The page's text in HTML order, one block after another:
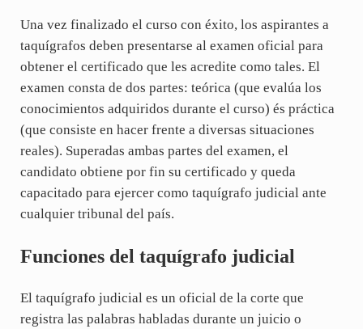
Una vez finalizado el curso con éxito, los aspirantes a
taquígrafos deben presentarse al examen oficial para
obtener el certificado que les acredite como tales. El
examen consta de dos partes: teórica (que evalúa los
conocimientos adquiridos durante el curso) és práctica
(que consiste en hacer frente a diversas situaciones
reales). Superadas ambas partes del examen, el
candidato obtiene por fin su certificado y queda
capacitado para ejercer como taquígrafo judicial ante
cualquier tribunal del país.
Funciones del taquígrafo judicial
El taquígrafo judicial es un oficial de la corte que
registra las palabras habladas durante un juicio o